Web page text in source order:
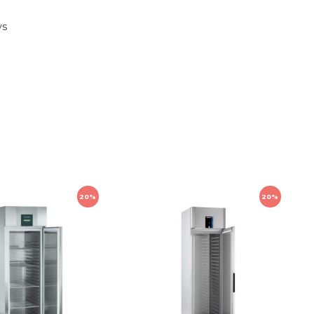
20% 20%